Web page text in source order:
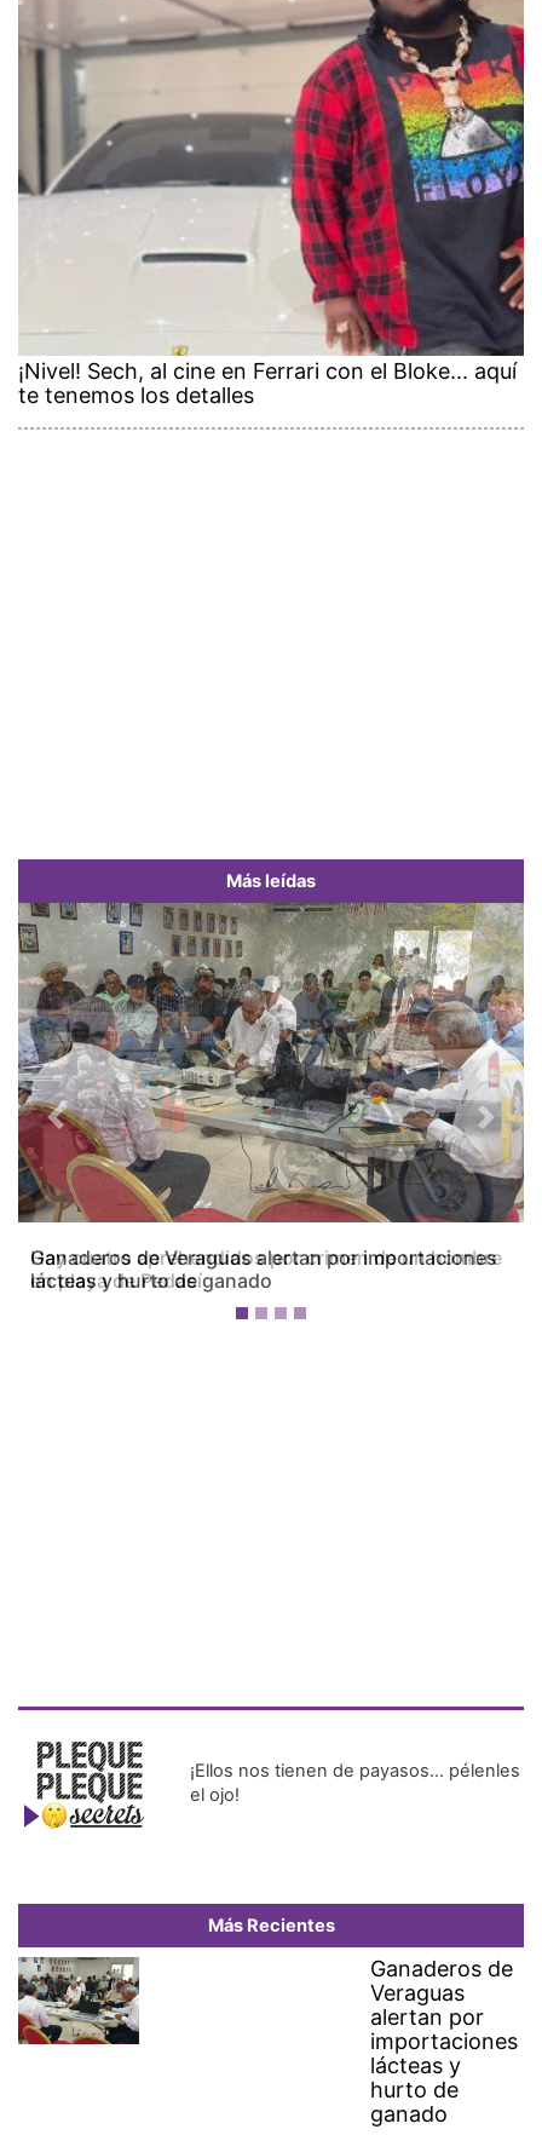
¡Nivel! Sech, al cine en Ferrari con el Bloke... aquí
te tenemos los detalles
Más leídas
Ganaderos de Veraguas alertan por importaciones
lácteas y hurto de ganado
Previous Next
¡Ellos nos tienen de payasos… pélenles
el ojo!
Más Recientes
Ganaderos de
Veraguas
alertan por
importaciones
lácteas y
hurto de
ganado